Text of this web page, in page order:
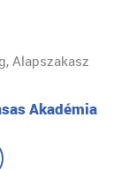
Alapszakasz
Akadémia